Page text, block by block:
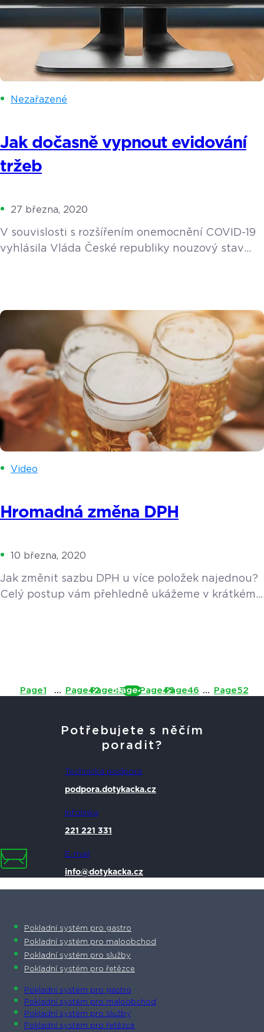
Nezařazené
Jak dočasně vypnout evidování
tržeb
27 března, 2020
V souvislosti s rozšířením onemocnění COVID-19
vyhlásila Vláda České republiky nouzový stav
Návod s postupem Často kladené otázky
v souvislosti s vypnutím EET v pokladně Jak
ovlivní dočasné vypnutí funkce evidence tržeb
chod pokladny? Nijak. Pokladna bude fungovat
[…]
Video
Hromadná změna DPH
10 března, 2020
Jak změnit sazbu DPH u více položek najednou?
Celý postup vám přehledně ukážeme v krátkém
Page1 … Page42
Page43
Page44
Page45
Page46 … Page52
Potřebujete s něčím
poradit?
Technická podpora
podpora.dotykacka.cz
Infolinka
221 221 331
E-mail
info@dotykacka.cz
Pokladní systém pro gastro
Pokladní systém pro maloobchod
Pokladní systém pro služby
Pokladní systém pro řetězce
Pokladní systém pro gastro
Pokladní systém pro maloobchod
Pokladní systém pro služby
Pokladní systém pro řetězce